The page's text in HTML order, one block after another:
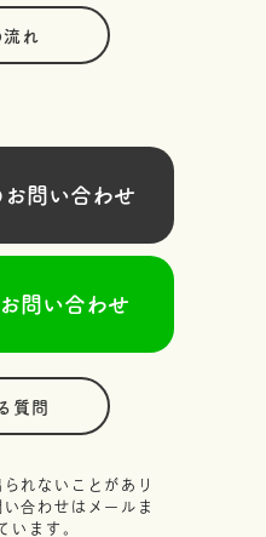
流れ
問い合わせ
い合わせ
質問
れないことがあり
合わせはメールま
います。